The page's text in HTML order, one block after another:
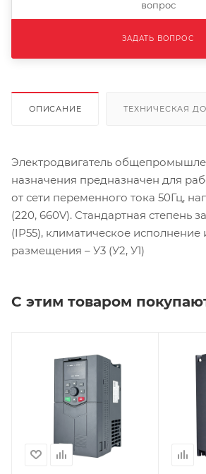
ОПИСАНИЕ ТЕХНИЧЕСКАЯ
Электродвигатель
назначения предназначен для
от сети переменного тока 50Гц,
(220, 660V). Стандартная степень
(IP55), климатическое исполнение
размещения – У3 (У2, У1)
С этим товаром
вопрос
ЗАДАТЬ ВОПРОС